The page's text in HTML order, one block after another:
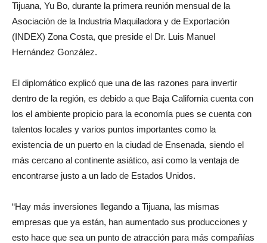
Tijuana, Yu Bo, durante la primera reunión mensual de la
Asociación de la Industria Maquiladora y de Exportación
(INDEX) Zona Costa, que preside el Dr. Luis Manuel
Hernández González.
El diplomático explicó que una de las razones para invertir
dentro de la región, es debido a que Baja California cuenta con
los el ambiente propicio para la economía pues se cuenta con
talentos locales y varios puntos importantes como la
existencia de un puerto en la ciudad de Ensenada, siendo el
más cercano al continente asiático, así como la ventaja de
encontrarse justo a un lado de Estados Unidos.
“Hay más inversiones llegando a Tijuana, las mismas
empresas que ya están, han aumentado sus producciones y
esto hace que sea un punto de atracción para más compañías